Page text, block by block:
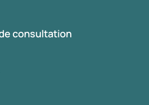
consultation